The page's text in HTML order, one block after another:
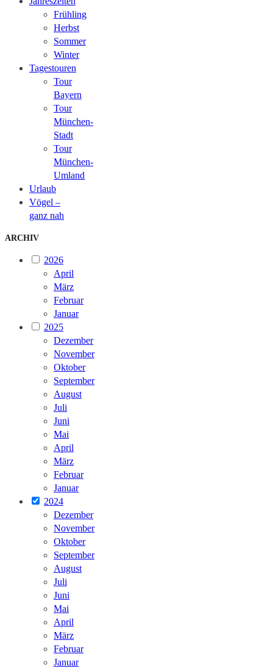
Frühling
Herbst
Sommer
Winter
Tagestouren
Tour
Bayern
Tour
München-
Stadt
Tour
München-
Umland
Urlaub
Vögel –
ganz nah
ARCHIV
2026
April
März
Februar
Januar
2025
Dezember
November
Oktober
September
August
Juli
Juni
Mai
April
März
Februar
Januar
2024
Dezember
November
Oktober
September
August
Juli
Juni
Mai
April
März
Februar
Januar